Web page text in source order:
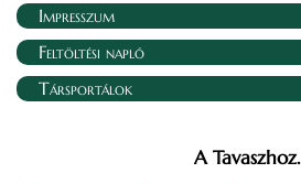
Impresszum
Feltöltési napló
Társportálok
A Tavaszhoz.